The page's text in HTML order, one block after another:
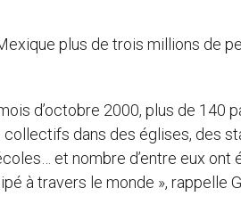
plus de trois millions de
d’octobre 2000, plus de 140
dans des églises, des
et nombre d’entre eux ont
à travers le monde », rappelle